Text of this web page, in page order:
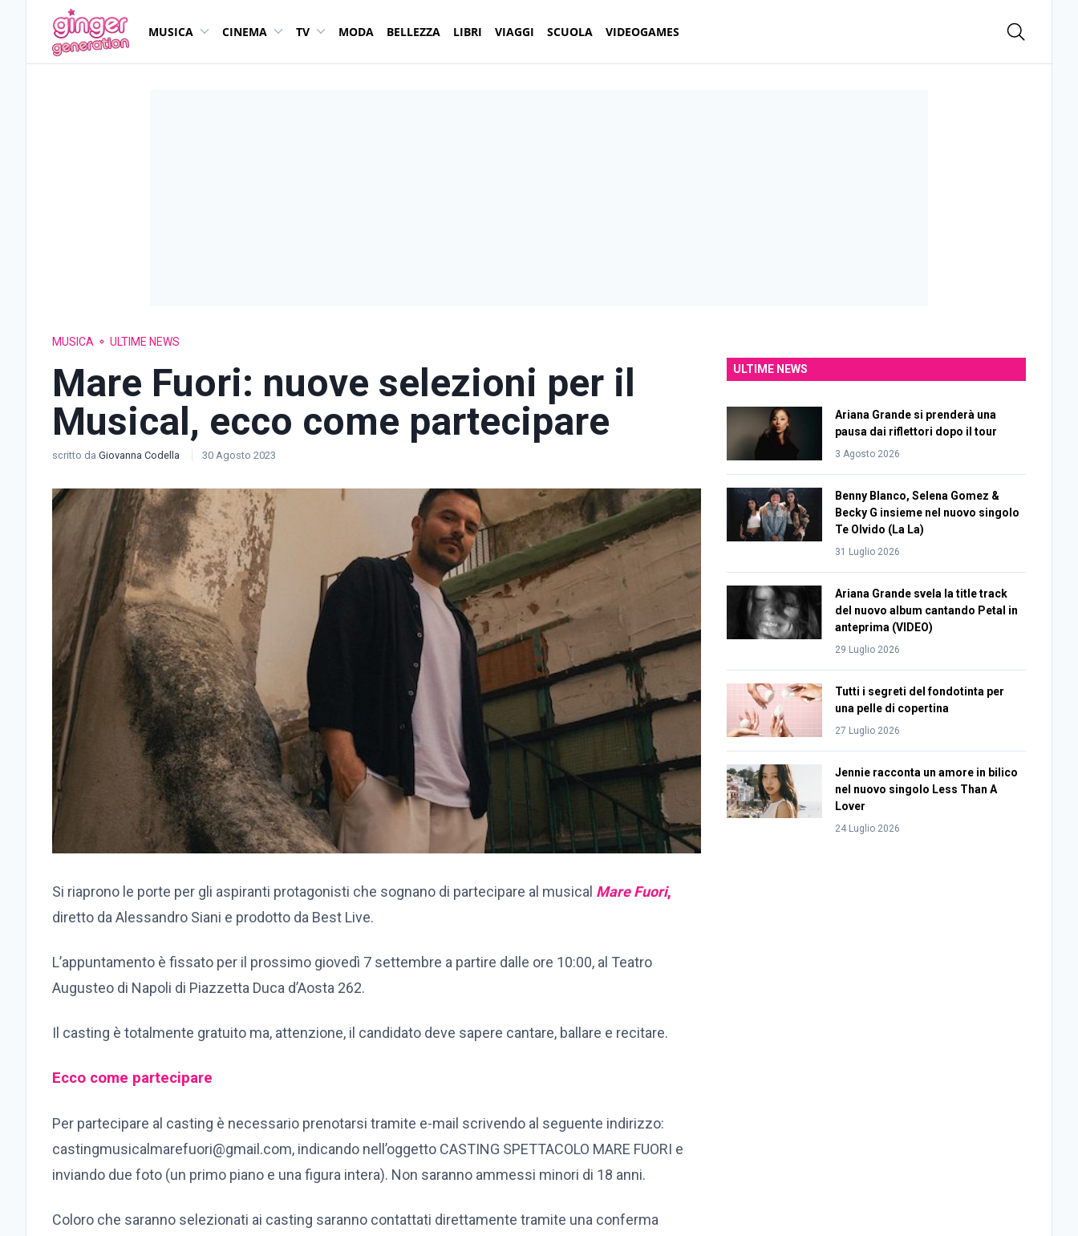
MUSICA CINEMA TV MODA BELLEZZA LIBRI VIAGGI SCUOLA VIDEOGAMES
MUSICA ULTIME NEWS
Mare Fuori: nuove selezioni per il
Musical, ecco come partecipare
scritto da Giovanna Codella 30 Agosto 2023
Si riaprono le porte per gli aspiranti protagonisti che sognano di partecipare al musical Mare Fuori,
diretto da Alessandro Siani e prodotto da Best Live.
L’appuntamento è fissato per il prossimo giovedì 7 settembre a partire dalle ore 10:00, al Teatro
Augusteo di Napoli di Piazzetta Duca d’Aosta 262.
Il casting è totalmente gratuito ma, attenzione, il candidato deve sapere cantare, ballare e recitare.
Ecco come partecipare
Per partecipare al casting è necessario prenotarsi tramite e-mail scrivendo al seguente indirizzo:
castingmusicalmarefuori@gmail.com, indicando nell’oggetto CASTING SPETTACOLO MARE FUORI e
inviando due foto (un primo piano e una figura intera). Non saranno ammessi minori di 18 anni.
Coloro che saranno selezionati ai casting saranno contattati direttamente tramite una conferma
ULTIME NEWS
Ariana Grande si prenderà una
pausa dai riflettori dopo il tour
3 Agosto 2026
Benny Blanco, Selena Gomez &
Becky G insieme nel nuovo singolo
Te Olvido (La La)
31 Luglio 2026
Ariana Grande svela la title track
del nuovo album cantando Petal in
anteprima (VIDEO)
29 Luglio 2026
Tutti i segreti del fondotinta per
una pelle di copertina
27 Luglio 2026
Jennie racconta un amore in bilico
nel nuovo singolo Less Than A
Lover
24 Luglio 2026